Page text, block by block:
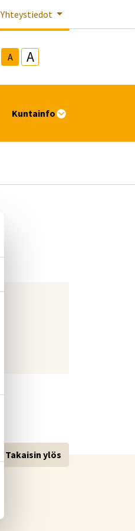
Yhteystiedot
A A
Kuntainfo
Takaisin ylös